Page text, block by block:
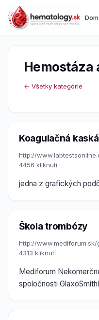
Hemostáza
← Všetky kategórie
Koagulačná
http://
4456 kliknutí
jedna z grafických
Škola trombózy
http://
4313 kliknutí
Mediforum
spoločnosti